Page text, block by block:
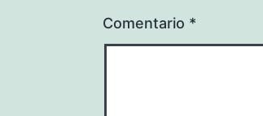
Comentario *